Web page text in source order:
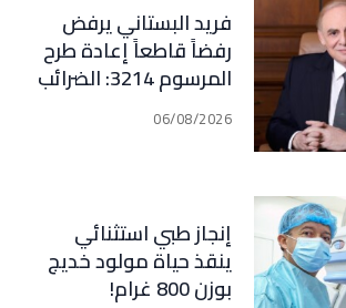
فريد البستاني يرفض
رفضاً قاطعاً إعادة طرح
المرسوم 3214: الضرائب
الجديدة تعرقل التعافي
الاقتصادي وتناقض
06/08/2026
إنجاز طبي استثنائي
ينقذ حياة مولود خديج
بوزن 800 غرام!